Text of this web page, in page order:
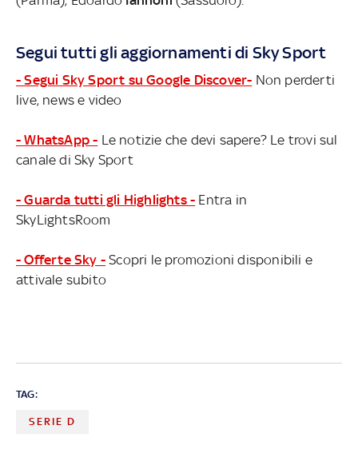
Segui tutti gli aggiornamenti di Sky Sport
- Segui Sky Sport su Google Discover- Non perderti
live, news e video
- WhatsApp - Le notizie che devi sapere? Le trovi sul
canale di Sky Sport
- Guarda tutti gli Highlights - Entra in
SkyLightsRoom
- Offerte Sky - Scopri le promozioni disponibili e
attivale subito
TAG:
SERIE D